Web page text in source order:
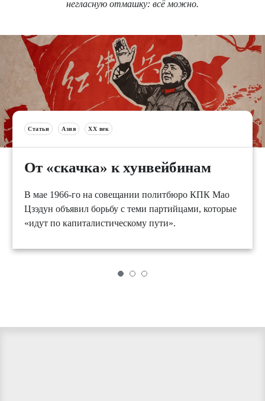
негласную отмашку: всё можно.
Статьи Азия XX век
От «скачка» к хунвейбинам
В мае 1966-го на совещании политбюро КПК Мао
Цзэдун объявил борьбу с теми партийцами, которые
«идут по капиталистическому пути».